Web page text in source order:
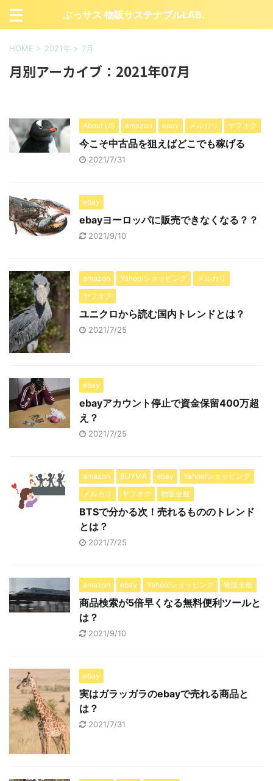
ぶっサス 物販サステナブルLAB.
HOME > 2021年 > 7月
月別アーカイブ：2021年07月
About US amazon ebay メルカリ ヤフオク
今こそ中古品を狙えばどこでも稼げる
2021/7/31
ebay
ebayヨーロッパに販売できなくなる？？
2021/9/10
amazon Yahoo!ショッピング
メルカリ
ヤフオク
ユニクロから読む国内トレンドとは？
2021/7/25
ebay
ebayアカウント停止で資金保留400万超
え？
2021/7/25
amazon BUYMA ebay
Yahoo!ショッピング
メルカリ
ヤフオク 物販全般
BTSで分かる次！売れるもののトレンド
とは？
2021/7/25
amazon ebay Yahoo!ショッピング 物販全般
商品検索が5倍早くなる無料便利ツールと
は？
2021/9/10
ebay
実はガラッガラのebayで売れる商品と
は？
2021/7/31